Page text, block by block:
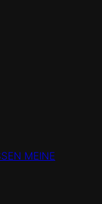
MEINE